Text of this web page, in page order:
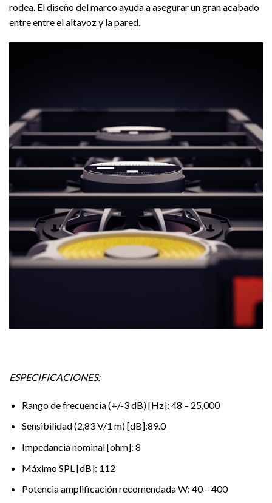
rodea. El diseño del marco ayuda a asegurar un gran acabado
entre entre el altavoz y la pared.
ESPECIFICACIONES:
Rango de frecuencia (+/-3 dB) [Hz]: 48 – 25,000
Sensibilidad (2,83 V/1 m) [dB]:89.0
Impedancia nominal [ohm]: 8
Máximo SPL [dB]: 112
Potencia amplificación recomendada W: 40 – 400